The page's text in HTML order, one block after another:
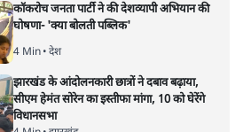
कॉकरोच जनता पार्टी ने की देशव्यापी अभियान की
घोषणा- 'क्या बोलती पब्लिक'
4 Min• देश
झारखंड के आंदोलनकारी छात्रों ने दबाव बढ़ाया,
सीएम हेमंत सोरेन का इस्तीफा मांगा, 10 को घेरेंगे
विधानसभा